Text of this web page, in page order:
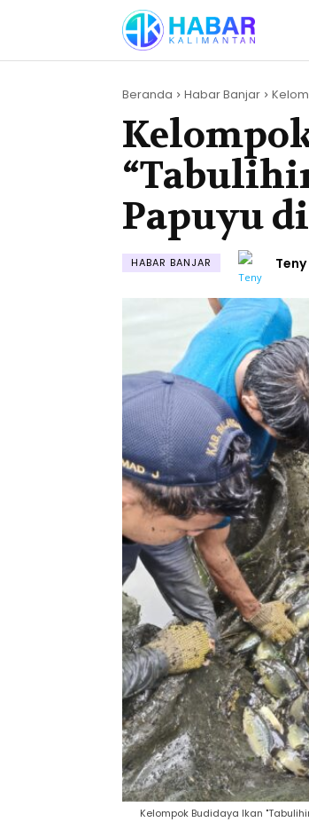
Beranda Habar Banjar
Papuyu
HABAR BANJAR
Kelompok Budidaya Ikan